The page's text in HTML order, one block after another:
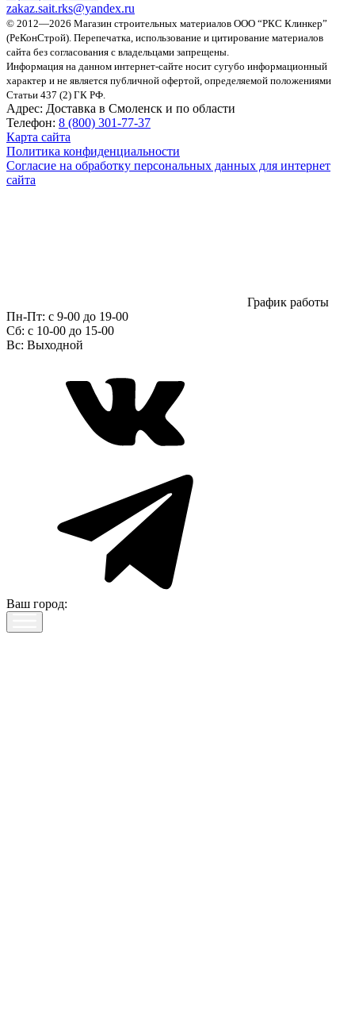
zakaz.sait.rks@yandex.ru
© 2012—2026 Магазин строительных материалов ООО “РКС Клинкер”
(РеКонСтрой). Перепечатка, использование и цитирование материалов
сайта без согласования с владельцами запрещены.
Информация на данном интернет-сайте носит сугубо информационный
характер и не является публичной офертой, определяемой положениями
Статьи 437 (2) ГК РФ.
Адрес: Доставка в Смоленск и по области
Телефон: 8 (800) 301-77-37
Карта сайта
Политика конфиденциальности
Согласие на обработку персональных данных для интернет
сайта
График работы
Пн-Пт: с 9-00 до 19-00
Сб: c 10-00 до 15-00
Вс: Выходной
Ваш город: